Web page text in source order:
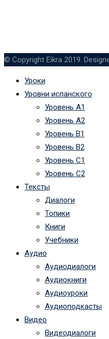
© Copyright Eikra 2019.
Уроки
Уровни испанского
Уровень А1
Уровень А2
Уровень B1
Уровень B2
Уровень C1
Уровень C2
Тексты
Диалоги
Топики
Книги
Учебники
Аудио
Аудиодиалоги
Аудиокниги
Аудиоуроки
Аудиоподкасты
Видео
Видеодиалоги